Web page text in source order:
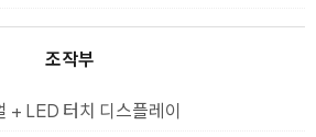
조작부
+ LED 터치 디스플레이